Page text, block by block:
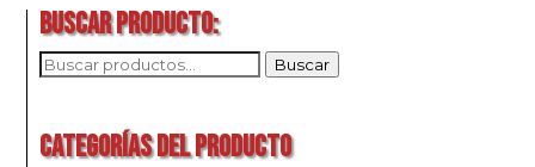
BUSCAR PRODUCTO:
BUSCAR
Buscar
CATEGORÍAS DEL PRODUCTO